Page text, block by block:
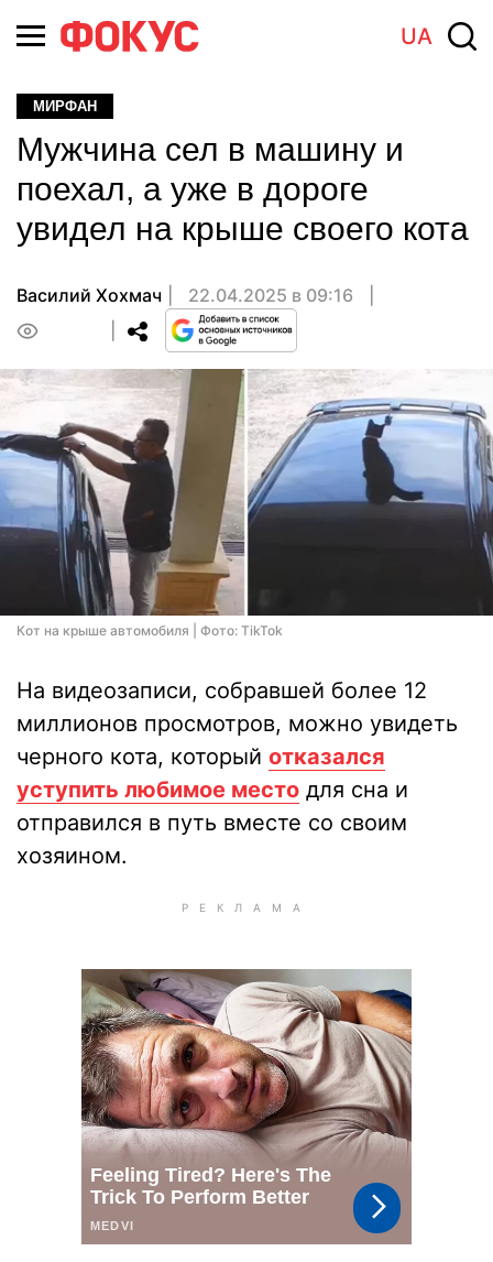
UA
МИРФАН
Мужчина сел в машину и
поехал, а уже в дороге
увидел на крыше своего кота
Василий Хохмач
22.04.2025 в 09:16
Кот на крыше автомобиля | Фото: TikTok
На видеозаписи, собравшей более 12
миллионов просмотров, можно увидеть
черного кота, который отказался
уступить любимое место для сна и
отправился в путь вместе со своим
хозяином.